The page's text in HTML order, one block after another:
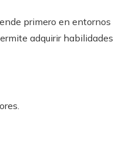
primero en entornos
adquirir habilidades